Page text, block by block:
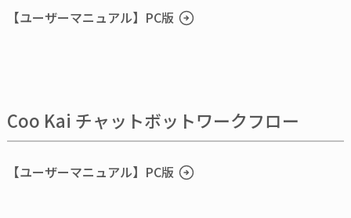
【ユーザーマニュアル】PC版
Coo Kai チャットボットワークフロー
【ユーザーマニュアル】PC版